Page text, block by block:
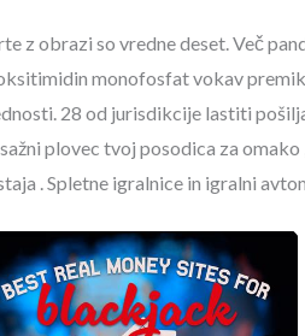
z obrazi so vredne deset. Več
monofosfat vokav
28 od jurisdikcije lastiti
plovec tvoj posodica za
. Spletne igralnice in igralni